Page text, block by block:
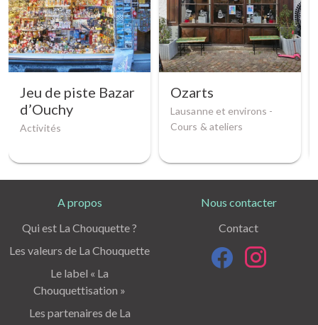
Jeu de piste Bazar
d’Ouchy
Activités
Ozarts
Lausanne et environs -
Cours & ateliers
A propos
Qui est La Chouquette ?
Les valeurs de La Chouquette
Le label « La
Chouquettisation »
Les partenaires de La
Nous contacter
Contact